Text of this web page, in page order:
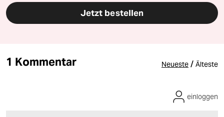
Jetzt bestellen
1 Kommentar Neueste / Älteste
einloggen